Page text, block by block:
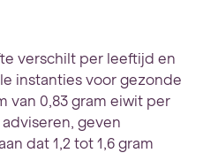
verschilt per leeftijd en
instanties voor gezonde
van 0,83 gram eiwit per
geven
dat 1,2 tot 1,6 gram